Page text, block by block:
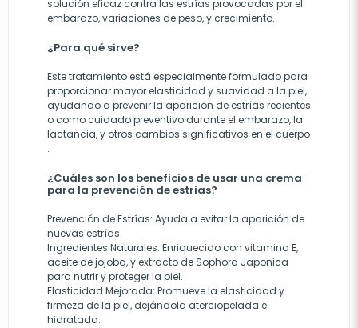
solución eficaz contra las estrías provocadas por el
embarazo, variaciones de peso, y crecimiento​​.
¿Para qué sirve?
Este tratamiento está especialmente formulado para
proporcionar mayor elasticidad y suavidad a la piel,
ayudando a prevenir la aparición de estrías recientes
o como cuidado preventivo durante el embarazo, la
lactancia, y otros cambios significativos en el cuerpo​​
.
¿Cuáles son los beneficios de usar una crema
para la prevención de estrias?
Prevención de Estrías: Ayuda a evitar la aparición de
nuevas estrías.
Ingredientes Naturales: Enriquecido con vitamina E,
aceite de jojoba, y extracto de Sophora Japonica
para nutrir y proteger la piel.
Elasticidad Mejorada: Promueve la elasticidad y
firmeza de la piel, dejándola aterciopelada e
hidratada​​.